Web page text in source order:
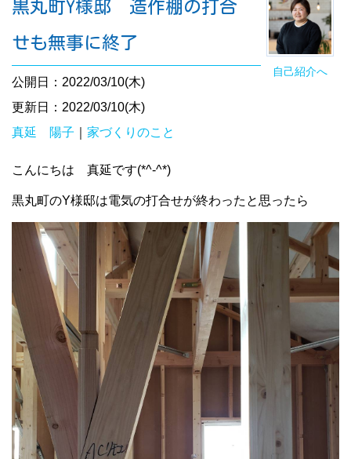
自己紹介へ
黒丸町Y様邸 造作棚の打合
せも無事に終了
公開日：2022/03/10(木)
更新日：2022/03/10(木)
真延 陽子
家づくりのこと
こんにちは 真延です(*^-^*)
黒丸町のY様邸は電気の打合せが終わったと思ったら